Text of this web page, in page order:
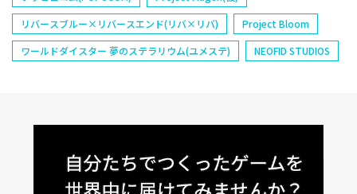
リバースブルー×リバースエンド(リバ×リバ)
Project Bloom
ワールドダイスター 夢のステラリウム(ユメステ)
NEOFID STUDIOS